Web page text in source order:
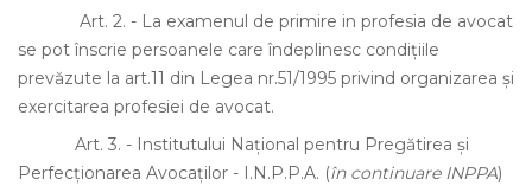
Art. 2. - La examenul de primire in profesia de avocat
se pot înscrie persoanele care îndeplinesc condiţiile
prevăzute la art.11 din Legea nr.51/1995 privind organizarea şi
exercitarea profesiei de avocat.
Art. 3. - Institutului Naţional pentru Pregătirea şi
Perfecţionarea Avocaţilor - I.N.P.P.A. (în continuare INPPA)